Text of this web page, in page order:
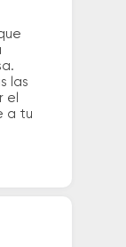
las
el
a tu